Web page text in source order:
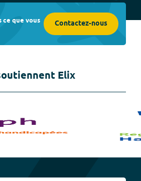
ce que vous Contactez-nous
Elix